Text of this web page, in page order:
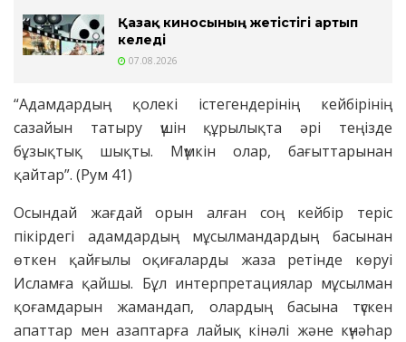
Қазақ киносының жетістігі артып
келеді
07.08.2026
“Адамдардың қолекі істегендерінің кейбірінің
сазайын татыру үшін құрылықта әрі теңізде
бұзықтық шықты. Мүмкін олар, бағыттарынан
қайтар”. (Рум 41)
Осындай жағдай орын алған соң кейбір теріс
пікірдегі адамдардың мұсылмандардың басынан
өткен қайғылы оқиғаларды жаза ретінде көруі
Исламға қайшы. Бұл интерпретациялар мұсылман
қоғамдарын жамандап, олардың басына түскен
апаттар мен азаптарға лайық кінәлі және күнәһар